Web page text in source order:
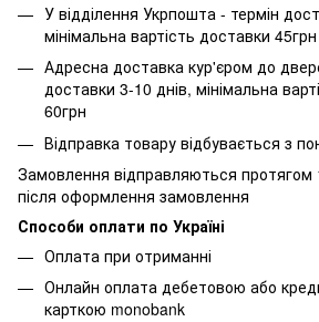
У відділення Укрпошта - термін
мінімальна вартість доставки 45грн
Адресна доставка кур'єром до
доставки 3-10 днів, мінімальна
60грн
Відправка товару відбувається з
Замовлення відправляються протягом
після оформлення замовлення
Способи оплати по Україні
Оплата при отриманні
Онлайн оплата дебетовою або
карткою monobank